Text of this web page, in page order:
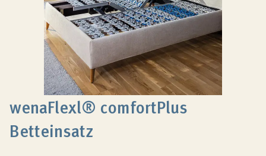
wenaFlexl® comfortPlus
Betteinsatz